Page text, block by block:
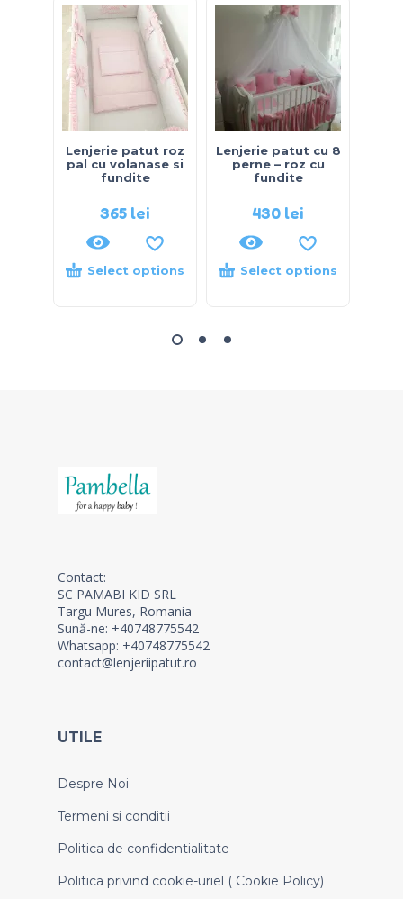
Lenjerie patut roz
pal cu volanase si
fundite
365 lei
Select options
Lenjerie patut cu 8
perne – roz cu
fundite
430 lei
Select options
Contact:
SC PAMABI KID SRL
Targu Mures, Romania
Sună-ne: +40748775542
Whatsapp: +40748775542
contact@lenjeriipatut.ro
UTILE
Despre Noi
Termeni si conditii
Politica de confidentialitate
Politica privind cookie-uriel ( Cookie Policy)